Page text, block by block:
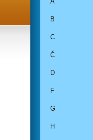
B
C
Č
D
F
G
H